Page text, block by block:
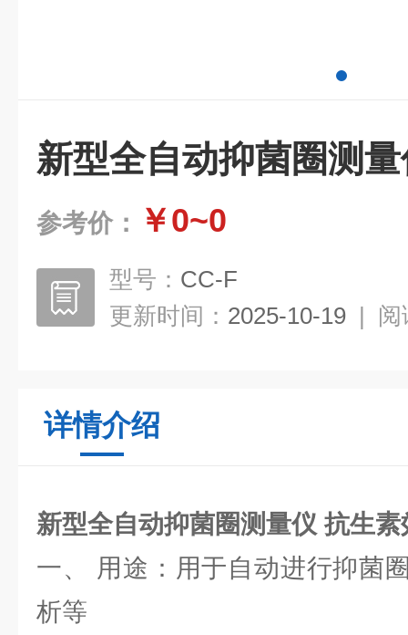
新型全自动抑菌圈测
参考价： ￥0~0
型号： CC-F
更新时间： 2025-10-19 | 阅
详情介绍
新型全自动抑菌圈测量仪 抗生
一、 用途：用于自动进行抑菌
析等